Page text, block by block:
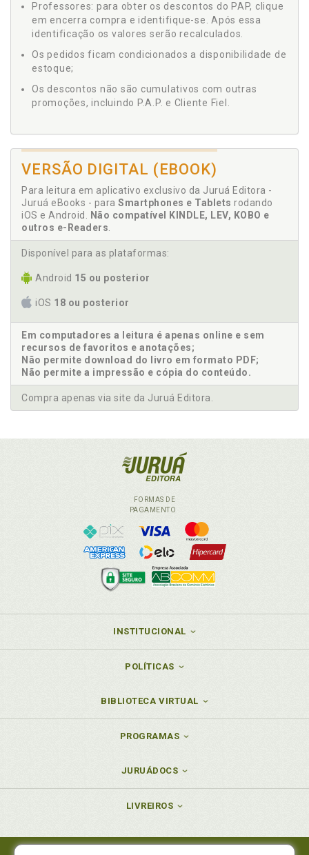
Professores: para obter os descontos do PAP, clique
em encerra compra e identifique-se. Após essa
identificação os valores serão recalculados.
Os pedidos ficam condicionados a disponibilidade de
estoque;
Os descontos não são cumulativos com outras
promoções, incluindo P.A.P. e Cliente Fiel.
VERSÃO DIGITAL (EBOOK)
Para leitura em aplicativo exclusivo da Juruá Editora -
Juruá eBooks - para Smartphones e Tablets rodando
iOS e Android.
Não compatível KINDLE, LEV, KOBO e
outros e-Readers
Disponível para as plataformas:
Android 15 ou posterior
iOS 18 ou posterior
Em computadores a leitura é apenas online e sem
recursos de favoritos e anotações;
Não permite download do livro em formato PDF;
Não permite a impressão e cópia do conteúdo.
Compra apenas via site da Juruá Editora.
FORMAS DE
PAGAMENTO
INSTITUCIONAL
POLÍTICAS
BIBLIOTECA VIRTUAL
PROGRAMAS
JURUÁDOCS
LIVREIROS